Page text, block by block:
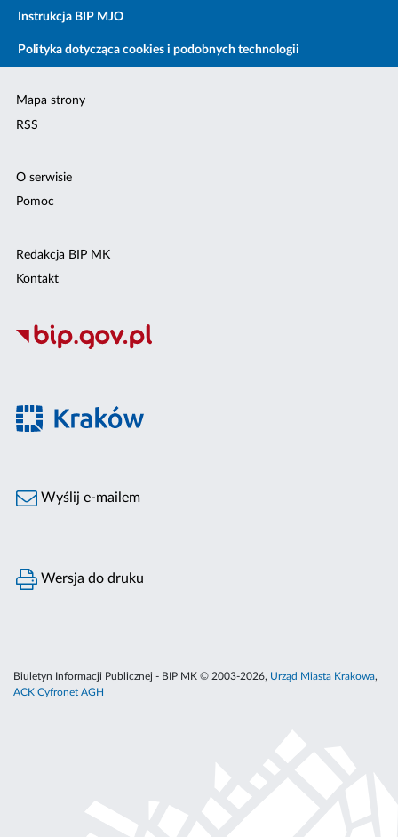
Instrukcja BIP MJO
Polityka dotycząca cookies i podobnych technologii
Mapa strony
RSS
O serwisie
Pomoc
Redakcja BIP MK
Kontakt
Wyślij e-mailem
Wersja do druku
Biuletyn Informacji Publicznej - BIP MK © 2003-2026, Urząd Miasta Krakowa,
ACK Cyfronet AGH